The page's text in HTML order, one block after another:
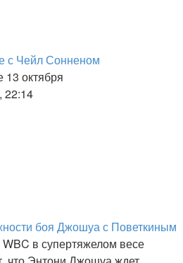
с Чейл Сонненом
октября
22:14
боя Джошуа с Поветкиным
в супертяжелом весе